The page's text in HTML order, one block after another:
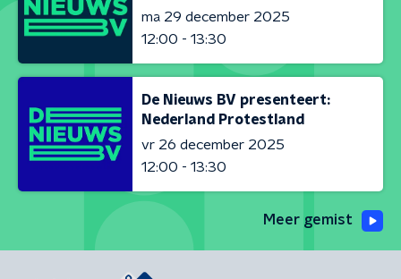
ma 29 december 2025
12:00 - 13:30
De Nieuws BV presenteert:
Nederland Protestland
vr 26 december 2025
12:00 - 13:30
Meer gemist